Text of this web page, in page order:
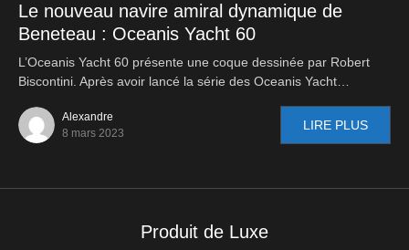
Le nouveau navire amiral dynamique de
Beneteau : Oceanis Yacht 60
L’Oceanis Yacht 60 présente une coque dessinée par Robert
Biscontini. Après avoir lancé la série des Oceanis Yacht…
Alexandre
8 mars 2023
LIRE PLUS
Produit de Luxe